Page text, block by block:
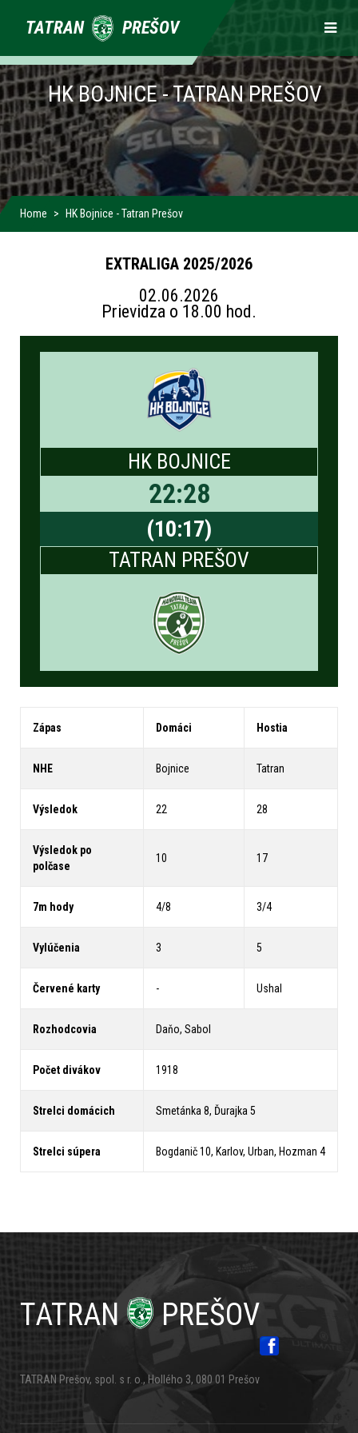
TATRAN PREŠOV
Primárne
odkazy
HK BOJNICE - TATRAN PREŠOV
Home HK Bojnice - Tatran Prešov
EXTRALIGA 2025/2026
02.06.2026
Prievidza o 18.00 hod.
HK BOJNICE
22:28
(10:17)
TATRAN PREŠOV
Zápas Domáci Hostia
NHE Bojnice Tatran
Výsledok 22 28
Výsledok po
polčase
10 17
7m hody 4/8 3/4
Vylúčenia 3 5
Červené karty - Ushal
Rozhodcovia Daňo, Sabol
Počet divákov 1918
Strelci domácich Smetánka 8, Ďurajka 5
Strelci súpera Bogdanič 10, Karlov, Urban, Hozman 4
TATRAN PREŠOV
TATRAN Prešov, spol. s r. o., Hollého 3, 080 01 Prešov